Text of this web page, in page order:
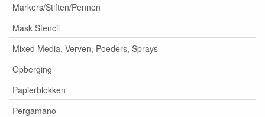
Markers/Stiften/Pennen
Mask Stencil
Mixed Media, Verven, Poeders, Sprays
Opberging
Papierblokken
Pergamano